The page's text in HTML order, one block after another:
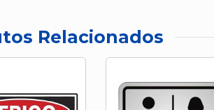
Relacionados